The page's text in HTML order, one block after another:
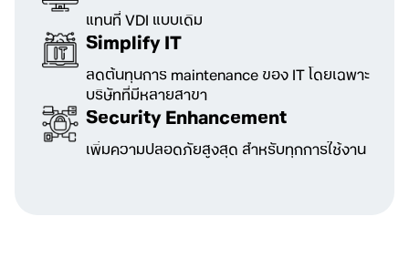
แทนที่ VDI แบบเดิม
Simplify IT
ลดต้นทุนการ maintenance ของ ITโดยเฉพาะ
บริษัทที่มีหลายสาขา
Security Enhancement
เพิ่มความปลอดภัยสูงสุด สำหรับทุกการใช้งาน